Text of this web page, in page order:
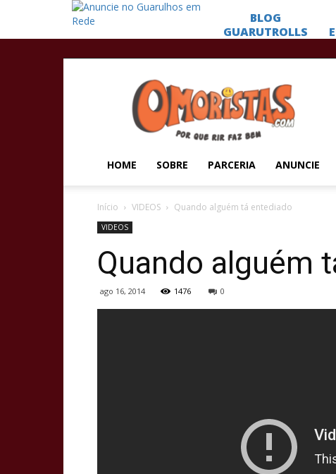
Omoristas
HOME SOBRE PARCERIA ANUNCIE
Início VIDEOS Quando alguém tá entediado
VIDEOS
Quando alguém
ago 16, 2014 1476 0